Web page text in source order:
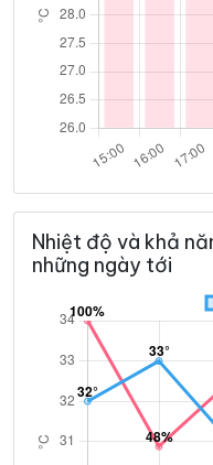
Nhiệt độ và khả
những ngày tới